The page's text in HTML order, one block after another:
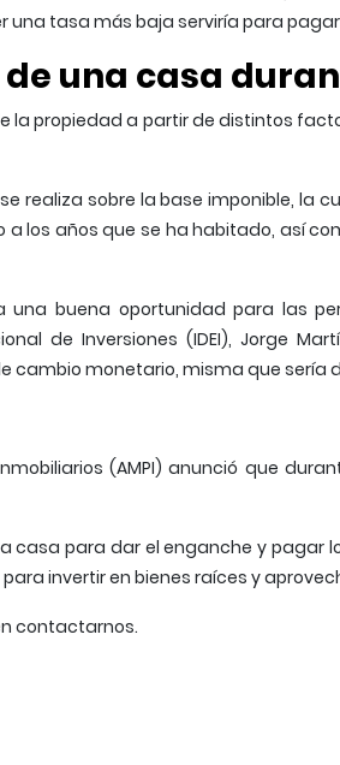
una tasa más baja serviría para
una casa
la propiedad a partir de distintos
realiza sobre la base imponible, la
los años que se ha habitado, así
una buena oportunidad para las
de Inversiones (IDEI), Jorge
cambio monetario, misma que sería
(AMPI) anunció que
casa para dar el enganche y
invertir en bienes raíces y
contactarnos.